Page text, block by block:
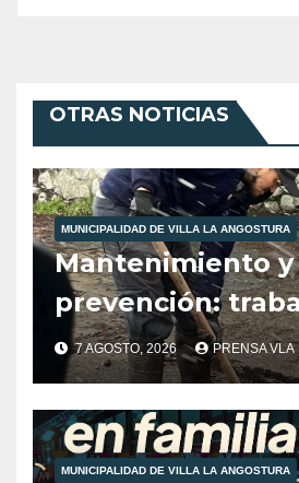
OTRAS NOTICIAS
MUNICIPALIDAD DE VILLA LA ANGOSTURA
Mantenimiento y
prevención:
municipales
condiciones
7 AGOSTO, 2026 PRENSA VLA
MUNICIPALIDAD DE VILLA LA ANGOSTURA